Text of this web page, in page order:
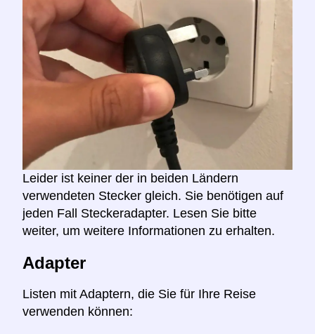
Leider ist keiner der in beiden Ländern
verwendeten Stecker gleich. Sie benötigen auf
jeden Fall Steckeradapter. Lesen Sie bitte
weiter, um weitere Informationen zu erhalten.
Adapter
Listen mit Adaptern, die Sie für Ihre Reise
verwenden können: